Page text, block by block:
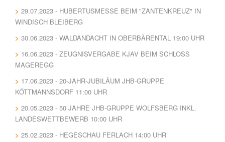
29.07.2023 - HUBERTUSMESSE BEIM "ZANTENKREUZ" IN
WINDISCH BLEIBERG
30.06.2023 - WALDANDACHT IN OBERBÄRENTAL 19:00 UHR
16.06.2023 - ZEUGNISVERGABE KJAV BEIM SCHLOSS
MAGEREGG
17.06.2023 - 20-JAHR-JUBILÄUM JHB-GRUPPE
KÖTTMANNSDORF 11:00 UHR
20.05.2023 - 50 JAHRE JHB-GRUPPE WOLFSBERG INKL.
LANDESWETTBEWERB 10:00 UHR
25.02.2023 - HEGESCHAU FERLACH 14:00 UHR